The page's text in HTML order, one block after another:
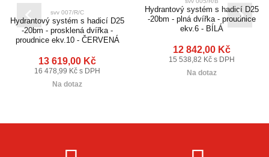
svv 007/R/C
Hydrantový systém s hadicí D25
-20bm - prosklená dvířka -
proudnice ekv.10 - ČERVENÁ
13 619,00 Kč
16 478,99 Kč s DPH
Na dotaz
Hydrantový systém s hadicí D25
-20bm - plná dvířka - proudnice
ekv.6 - BÍLÁ
12 842,00 Kč
15 538,82 Kč s DPH
Na dotaz